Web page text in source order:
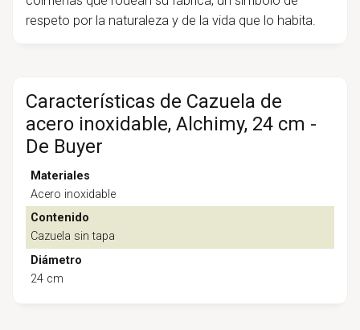
respeto por la naturaleza y de la vida que lo habita.
Características de Cazuela de
acero inoxidable, Alchimy, 24 cm -
De Buyer
Materiales
Acero inoxidable
Contenido
Cazuela sin tapa
Diámetro
24 cm